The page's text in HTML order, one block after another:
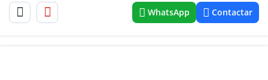
WhatsApp Contactar